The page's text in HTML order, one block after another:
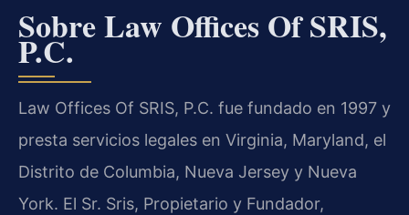
Sobre Law Offices Of SRIS,
P.C.
Law Offices Of SRIS, P.C. fue fundado en 1997 y
presta servicios legales en Virginia, Maryland, el
Distrito de Columbia, Nueva Jersey y Nueva
York. El Sr. Sris, Propietario y Fundador,